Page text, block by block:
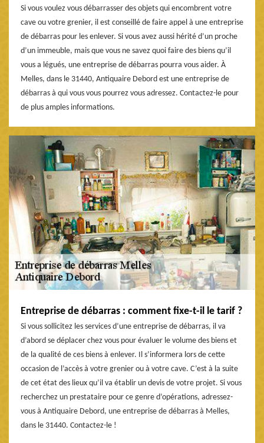
Si vous voulez vous débarrasser des objets qui encombrent votre
cave ou votre grenier, il est conseillé de faire appel à une entreprise
de débarras pour les enlever. Si vous avez aussi hérité d’un proche
d’un immeuble, mais que vous ne savez quoi faire des biens qu’il
vous a légués, une entreprise de débarras pourra vous aider. À
Melles, dans le 31440, Antiquaire Debord est une entreprise de
débarras à qui vous vous pourrez vous adressez. Contactez-le pour
de plus amples informations.
Entreprise de débarras : comment fixe-t-il le tarif ?
Si vous sollicitez les services d’une entreprise de débarras, il va
d’abord se déplacer chez vous pour évaluer le volume des biens et
de la qualité de ces biens à enlever. Il s’informera lors de cette
occasion de l’accès à votre grenier ou à votre cave. C’est à la suite
de cet état des lieux qu’il va établir un devis de votre projet. Si vous
recherchez un prestataire pour ce genre d’opérations, adressez-
vous à Antiquaire Debord, une entreprise de débarras à Melles,
dans le 31440. Contactez-le !